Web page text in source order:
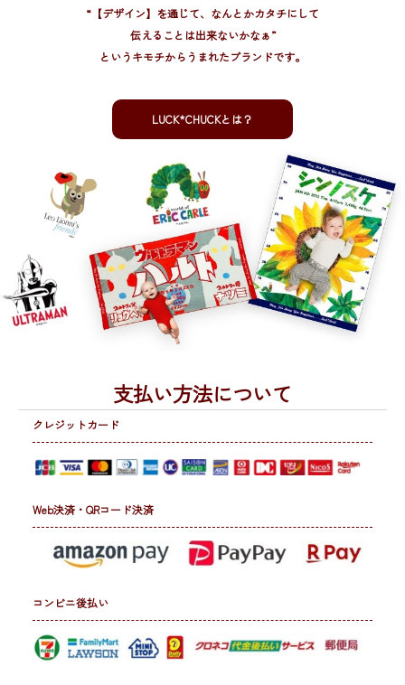
“【デザイン】を通じて、 なんとかカタチにして
伝えることは出来ないかなぁ”
というキモチからうまれたブランドです。
LUCK*CHUCKとは？
支払い方法について
クレジットカード
Web決済・QRコード決済
コンビニ後払い